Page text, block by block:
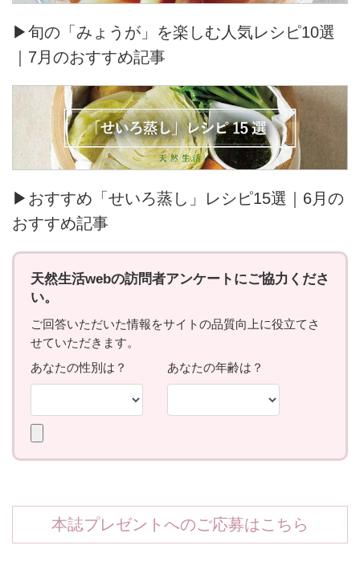
▶旬の「みょうが」を楽しむ人気レシピ10選
｜7月のおすすめ記事
▶おすすめ「せいろ蒸し」レシピ15選｜6月の
おすすめ記事
本誌プレゼントへのご応募はこちら